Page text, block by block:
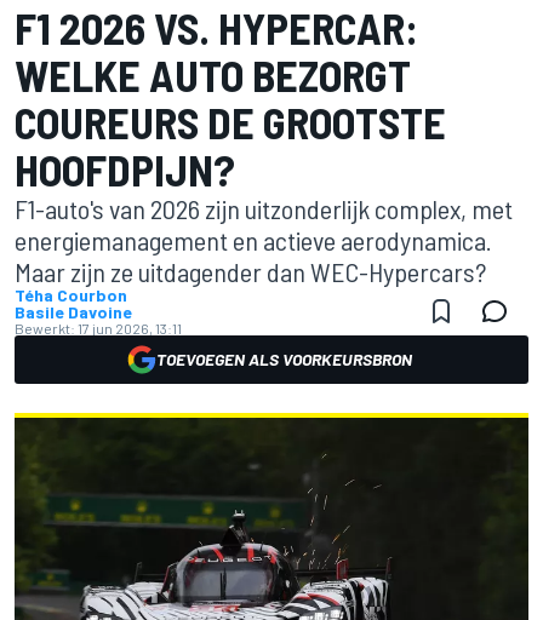
F1 2026 VS. HYPERCAR:
WELKE AUTO BEZORGT
COUREURS DE GROOTSTE
HOOFDPIJN?
F1-auto's van 2026 zijn uitzonderlijk complex, met
energiemanagement en actieve aerodynamica.
Maar zijn ze uitdagender dan WEC-Hypercars?
Téha Courbon
Basile Davoine
Bewerkt: 17 jun 2026, 13:11
TOEVOEGEN ALS VOORKEURSBRON